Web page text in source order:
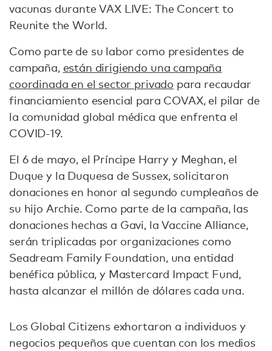
vacunas durante VAX LIVE: The Concert to
Reunite the World.
Como parte de su labor como presidentes de
campaña, están dirigiendo una campaña
coordinada en el sector privado para recaudar
financiamiento esencial para COVAX, el pilar de
la comunidad global médica que enfrenta el
COVID-19.
El 6 de mayo, el Príncipe Harry y Meghan, el
Duque y la Duquesa de Sussex, solicitaron
donaciones en honor al segundo cumpleaños de
su hijo Archie. Como parte de la campaña, las
donaciones hechas a Gavi, la Vaccine Alliance,
serán triplicadas por organizaciones como
Seadream Family Foundation, una entidad
benéfica pública, y Mastercard Impact Fund,
hasta alcanzar el millón de dólares cada una.
Los Global Citizens exhortaron a individuos y
negocios pequeños que cuentan con los medios